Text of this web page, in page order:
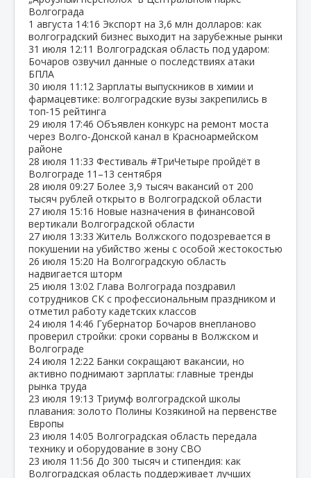
Волгограда
1 августа 14:16 Экспорт на 3,6 млн долларов: как
волгоградский бизнес выходит на зарубежные рынки
31 июля 12:11 Волгоградская область под ударом:
Бочаров озвучил данные о последствиях атаки
БПЛА
30 июля 11:12 Зарплаты выпускников в химии и
фармацевтике: волгоградские вузы закрепились в
топ‑15 рейтинга
29 июля 17:46 Объявлен конкурс на ремонт моста
через Волго‑Донской канал в Красноармейском
районе
28 июля 11:33 Фестиваль #ТриЧетыре пройдёт в
Волгограде 11–13 сентября
28 июля 09:27 Более 3,9 тысяч вакансий от 200
тысяч рублей открыто в Волгоградской области
27 июля 15:16 Новые назначения в финансовой
вертикали Волгоградской области
27 июля 13:33 Житель Волжского подозревается в
покушении на убийство жены с особой жестокостью
26 июля 15:20 На Волгоградскую область
надвигается шторм
25 июля 13:02 Глава Волгограда поздравил
сотрудников СК с профессиональным праздником и
отметил работу кадетских классов
24 июля 14:46 Губернатор Бочаров внепланово
проверил стройки: сроки сорваны в Волжском и
Волгограде
24 июля 12:22 Банки сокращают вакансии, но
активно поднимают зарплаты: главные тренды
рынка труда
23 июля 19:13 Триумф волгоградской школы
плавания: золото Полины Козякиной на первенстве
Европы
23 июля 14:05 Волгоградская область передала
технику и оборудование в зону СВО
23 июля 11:56 До 300 тысяч и стипендия: как
Волгоградская область поддерживает лучших